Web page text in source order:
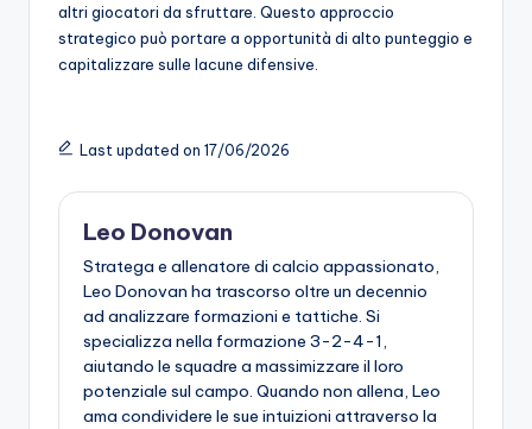
altri giocatori da sfruttare. Questo approccio
strategico può portare a opportunità di alto punteggio e
capitalizzare sulle lacune difensive.
Last updated on 17/06/2026
Leo Donovan
Stratega e allenatore di calcio appassionato,
Leo Donovan ha trascorso oltre un decennio
ad analizzare formazioni e tattiche. Si
specializza nella formazione 3-2-4-1,
aiutando le squadre a massimizzare il loro
potenziale sul campo. Quando non allena, Leo
ama condividere le sue intuizioni attraverso la